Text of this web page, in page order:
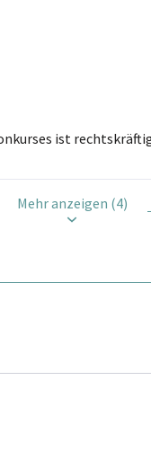
ist
Mehr anzeigen (4)